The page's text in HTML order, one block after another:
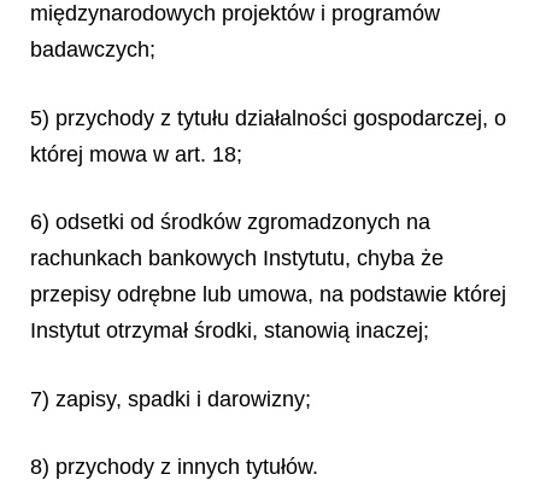
międzynarodowych projektów i programów
badawczych;
5) przychody z tytułu działalności gospodarczej, o
której mowa w art. 18;
6) odsetki od środków zgromadzonych na
rachunkach bankowych Instytutu, chyba że
przepisy odrębne lub umowa, na podstawie której
Instytut otrzymał środki, stanowią inaczej;
7) zapisy, spadki i darowizny;
8) przychody z innych tytułów.